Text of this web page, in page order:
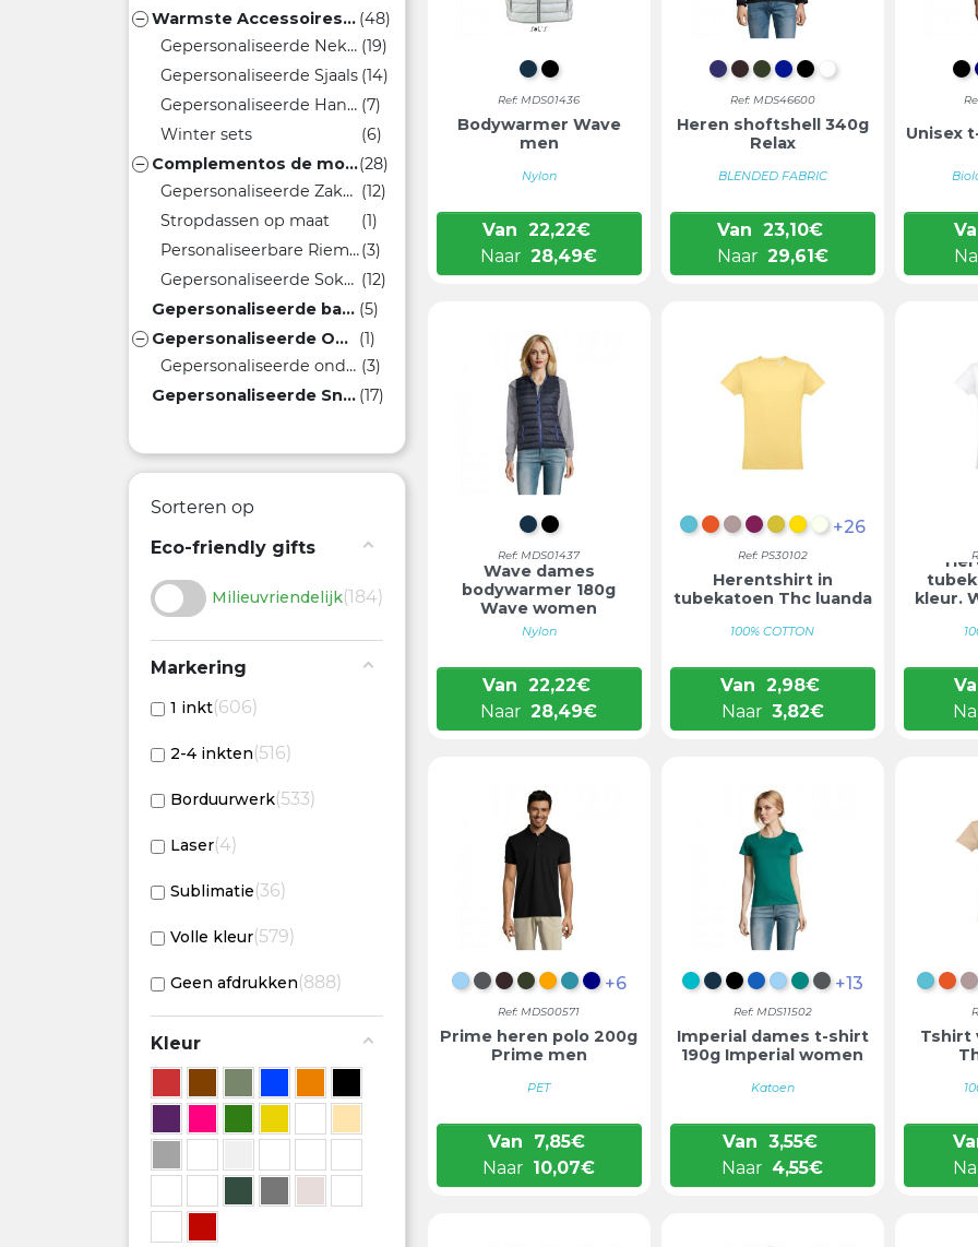
 Warmste Accessoires voor de Kou (48)
Gepersonaliseerde Nekmoffen (19)
Gepersonaliseerde Sjaals (14)
Gepersonaliseerde Handschoenen (7)
Winter sets
(6)
 Complementos de moda(28)
Gepersonaliseerde Zakdoeken (12)
Stropdassen op maat
(1)
Personaliseerbare Riemen(3)
Gepersonaliseerde Sokken (12)
Gepersonaliseerde babykleding (5)
 Gepersonaliseerde Onderbroeken
(1)
Gepersonaliseerde onderhemden (3)
Gepersonaliseerde Sneakers (17)
Sorteren op
Eco-friendly gifts
Milieuvriendelijk 184
Markering
1 inkt 606
2-4 inkten 516
Borduurwerk 533
Laser 4
Sublimatie 36
Volle kleur 579
Geen afdrukken 888
Kleur
ZEEMEERMINBLAUW
ZWART
Ref: MDS01436
Bodywarmer Wave
men
Nylon
Van 22,22€
Naar 28,49€
DIEPBLAUW
CHOCOLADEBRUIN
LEGERGROEN
KONINGSBLAUW
ZWART
WIT
Ref: MDS46600
Heren shoftshell 340g
Relax
BLENDED FABRIC
Van 23,10€
Naar 29,61€
Unisex
ZEEMEERMINBLAUW
ZWART
Ref: MDS01437
Wave dames
bodywarmer 180g
Wave women
Nylon
Van 22,22€
Naar 28,49€
AQUA BLAUW
KORAALORANJE
GEMÊLEERD LICHTGRIJS
BORDEAUX
DONKERGEEL
LIMOENGEEL
MAT WIT
+26
Ref: PS30102
Herentshirt in
tubekatoen Thc luanda
100% COTTON
Van 2,98€
Naar 3,82€
kleur.
HEMELBLAUW
DONKERGRIJS
CHOCOLADEBRUIN
LEGERGROEN
ORANJE
AQUA
DONKERBLAUW
+6
Ref: MDS00571
Prime heren polo 200g
Prime men
PET
Van 7,85€
Naar 10,07€
ATOL BLAUW
ZEEMEERMINBLAUW
DIEP ZWART
DENIM
HEMELBLAUW
SMARAGDGROEN
DONKERGRIJS
+13
Ref: MDS11502
Imperial dames t-shirt
190g Imperial women
Katoen
Van 3,55€
Naar 4,55€
Tshirt